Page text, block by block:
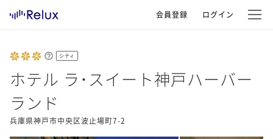
会員登録 ログイン
シティ
ホテル ラ･スイート神戸ハーバー
ランド
兵庫県神戸市中央区波止場町7-2